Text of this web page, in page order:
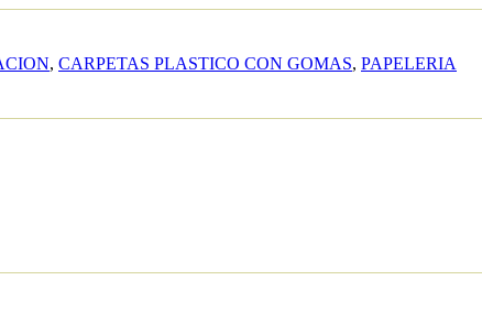
, CARPETAS PLASTICO CON GOMAS, PAPELERIA